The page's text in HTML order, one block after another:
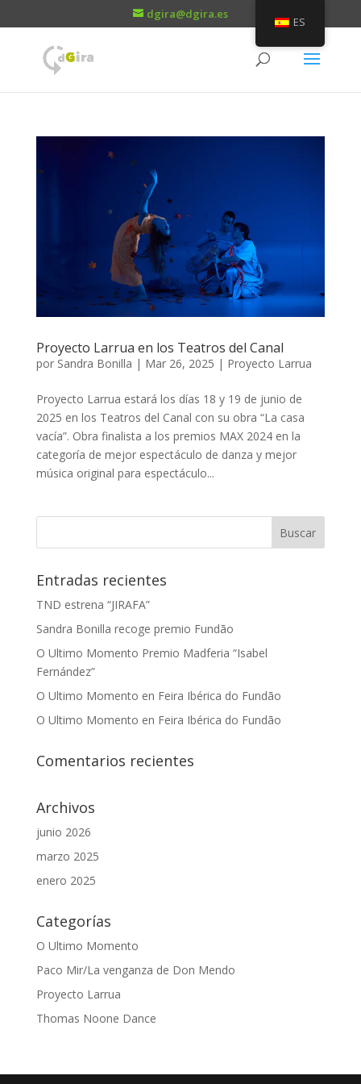
dgira@dgira.es
Proyecto Larrua en los Teatros del Canal
por Sandra Bonilla | Mar 26, 2025 | Proyecto Larrua
Proyecto Larrua estará los días 18 y 19 de junio de
2025 en los Teatros del Canal con su obra “La casa
vacía”. Obra finalista a los premios MAX 2024 en la
categoría de mejor espectáculo de danza y mejor
música original para espectáculo...
Entradas recientes
TND estrena “JIRAFA”
Sandra Bonilla recoge premio Fundão
O Ultimo Momento Premio Madferia “Isabel
Fernández”
O Ultimo Momento en Feira Ibérica do Fundão
O Ultimo Momento en Feira Ibérica do Fundão
Comentarios recientes
Archivos
junio 2026
marzo 2025
enero 2025
Categorías
O Ultimo Momento
Paco Mir/La venganza de Don Mendo
Proyecto Larrua
Thomas Noone Dance
ES